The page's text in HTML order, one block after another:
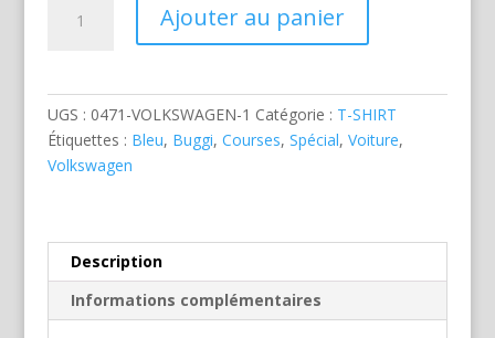
Ajouter au panier
UGS : 0471-VOLKSWAGEN-1 Catégorie : T-SHIRT
Étiquettes : Bleu, Buggi, Courses, Spécial, Voiture,
Volkswagen
Description
Informations complémentaires